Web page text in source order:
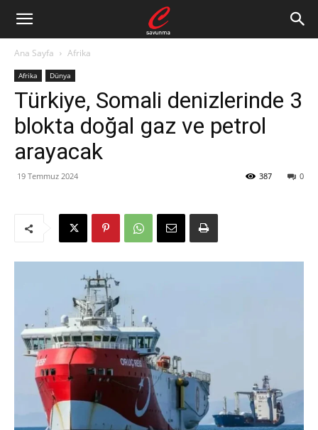
Ana Sayfa Afrika
Afrika Dünya
Türkiye, Somali denizlerinde 3
blokta doğal gaz ve petrol
arayacak
19 Temmuz 2024 0
387